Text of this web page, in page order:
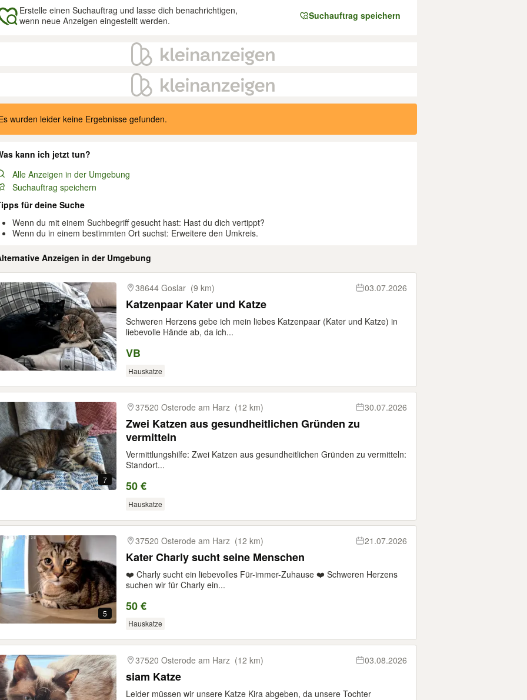
Erstelle einen Suchauftrag und lasse dich benachrichtigen,
wenn neue Anzeigen eingestellt werden.
Suchauftrag speichern
wurden leider keine Ergebnisse gefunden.
kann ich jetzt tun?
Alle Anzeigen in der Umgebung
Suchauftrag speichern
für deine Suche
Wenn du mit einem Suchbegriff gesucht hast: Hast du dich vertippt?
Wenn du in einem bestimmten Ort suchst: Erweitere den Umkreis.
Anzeigen in der Umgebung
38644 Goslar (9 km) 03.07.2026
Katzenpaar Kater und Katze
Schweren Herzens gebe ich mein liebes Katzenpaar (Kater und Katze) in
liebevolle Hände ab, da ich...
VB
Hauskatze
7
37520 Osterode am Harz (12 km) 30.07.2026
Zwei Katzen aus gesundheitlichen Gründen zu
vermitteln
Vermittlungshilfe: Zwei Katzen aus gesundheitlichen Gründen zu vermitteln:
Standort...
50 €
Hauskatze
5
37520 Osterode am Harz (12 km) 21.07.2026
Kater Charly sucht seine Menschen
❤️ Charly sucht ein liebevolles Für-immer-Zuhause ❤️ Schweren Herzens
suchen wir für Charly ein...
50 €
Hauskatze
37520 Osterode am Harz (12 km) 03.08.2026
siam Katze
Leider müssen wir unsere Katze Kira abgeben, da unsere Tochter